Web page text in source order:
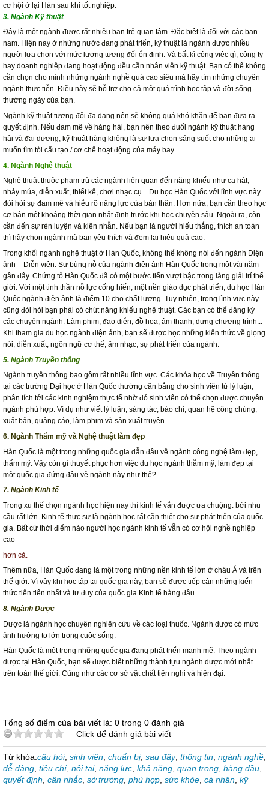
cơ hội ở lại Hàn sau khi tốt nghiệp.
3. Ngành Kỹ thuật
Đây là một ngành được rất nhiều bạn trẻ quan tâm. Đặc biệt là đối với các bạn
nam. Hiện nay ở những nước đang phát triển, kỹ thuật là ngành được nhiều
người lựa chọn với mức lương tương đối ổn định. Và bất kì công việc gì, công ty
hay doanh nghiệp đang hoạt động đều cần nhân viên kỹ thuật. Bạn có thể không
cần chọn cho mình những ngành nghề quá cao siêu mà hãy tìm những chuyên
ngành thực tiễn. Điều này sẽ bỗ trợ cho cả một quá trình học tập và đời sống
thường ngày của bạn.
Ngành kỹ thuật tương đối đa dạng nên sẽ không quá khó khăn để bạn đưa ra
quyết định. Nếu đam mê về hàng hải, bạn nên theo đuổi ngành kỹ thuật hàng
hải và đại dương, kỹ thuật hàng không là sự lựa chọn sáng suốt cho những ai
muốn tìm tòi cấu tạo / cơ chế hoạt động của máy bay.
4. Ngành Nghệ thuật
Nghệ thuật thuộc phạm trù các ngành liên quan đến năng khiếu như ca hát,
nhảy múa, diễn xuất, thiết kế, chơi nhạc cụ... Du học Hàn Quốc với lĩnh vực này
đỏi hỏi sự đam mê và hiễu rõ năng lực của bản thân. Hơn nữa, bạn cần theo học
cơ bản một khoảng thời gian nhất định trước khi học chuyên sâu. Ngoài ra, còn
cần đến sự rèn luyện và kiên nhẫn. Nếu bạn là người hiếu thắng, thích an toàn
thì hãy chọn ngành mà bạn yêu thích và đem lại hiệu quả cao.
Trong khối ngành nghệ thuật ở Hàn Quốc, không thể không nói đến ngành Điện
ảnh – Diễn viên. Sự bùng nỗ của ngành điện ảnh Hàn Quốc trong một vài năm
gần đây. Chứng tỏ Hàn Quốc đã có một bước tiến vượt bậc trong làng giải trí thế
giới. Với một tinh thần nỗ lực cống hiến, một nền giáo dục phát triển, du học Hàn
Quốc ngành điện ảnh là điểm 10 cho chất lượng. Tuy nhiên, trong lĩnh vực này
cũng đòi hỏi bạn phải có chút năng khiếu nghệ thuật. Các bạn có thể đăng ký
các chuyên ngành. Làm phim, đạo diễn, đồ họa, âm thanh, dựng chương trình...
Khi tham gia du học ngành điện ảnh, bạn sẽ được học những kiến thức về giọng
nói, diễn xuất, ngôn ngữ cơ thể, âm nhạc, sự phát triển của ngành.
5. Ngành Truyền thông
Ngành truyền thông bao gồm rất nhiều lĩnh vực. Các khóa học về Truyền thông
tại các trường Đại học ở Hàn Quốc thường cân bằng cho sinh viên từ lý luận,
phân tích tới các kinh nghiệm thực tế nhờ đó sinh viên có thể chọn được chuyên
ngành phù hợp. Ví dụ như viết lý luận, sáng tác, báo chí, quan hệ công chúng,
xuất bản, quảng cáo, làm phim và sản xuất truyền
6. Ngành Thẩm mỹ và Nghệ thuật làm đẹp
Hàn Quốc là một trong những quốc gia dẫn đầu về ngành công nghệ làm đẹp,
thẩm mỹ. Vậy còn gì thuyết phục hơn việc du học ngành thẫm mỹ, làm đẹp tại
một quốc gia đứng đầu về ngành này như thế?
7. Ngành Kinh tế
Trong xu thế chọn ngành học hiện nay thì kinh tế vẫn được ưa chuộng. bởi nhu
cầu rất lớn. Kinh tế thực sự là ngành học rất cần thiết cho sự phát triển của quốc
gia. Bất cứ thời điểm nào người học ngành kinh tế vẫn có cơ hội nghề nghiệp
cao
hơn cả.
Thêm nữa, Hàn Quốc đang là một trong những nền kinh tế lớn ở châu Á và trên
thế giới. Vì vậy khi học tập tại quốc gia này, bạn sẽ được tiếp cận những kiến
thức tiên tiến nhất và tư đuy của quốc gia Kinh tế hàng đầu.
8. Ngành Dược
Dược là ngành học chuyên nghiên cứu về các loại thuốc. Ngành dược có mức
ảnh hưởng to lớn trong cuộc sống.
Hàn Quốc là một trong những quốc gia đang phát triển mạnh mẽ. Theo ngành
dược tại Hàn Quốc, bạn sẽ được biết những thành tựu ngành dược mới nhất
trên toàn thế giới. Cũng như các cơ sở vật chất tiện nghi và hiện đại.
Tổng số điểm của bài viết là: 0 trong 0 đánh giá
Click để đánh giá bài viết
Từ khóa:câu hỏi, sinh viên chuẩn bị, sau đây, thông tin ngành nghề
dễ dàng tiêu chí, nội tại, năng lực khả năng quan trọng hàng đầu
quyết định cân nhắc sở trường phù hợp sức khỏe cá nhân kỹ